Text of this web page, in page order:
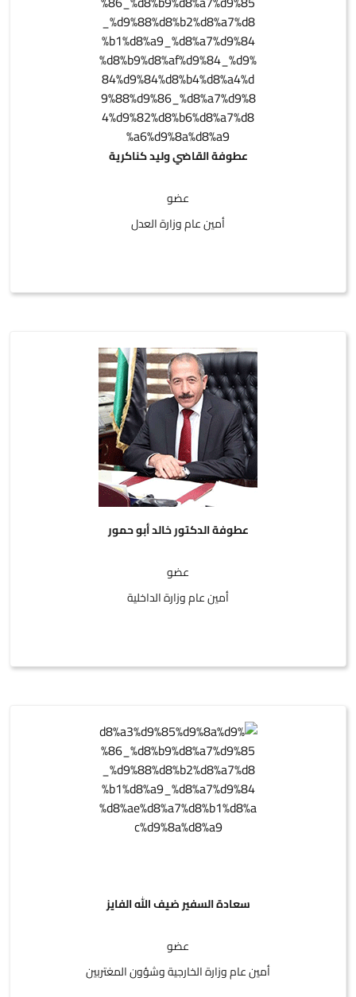
عطوفة القاضي وليد كناكرية
عضو
أمين عام وزارة العدل
عطوفة الدكتور خالد أبو حمور
عضو
أمين عام وزارة الداخلية
سعادة السفير ضيف الله الفايز
عضو
أمين عام وزارة الخارجية وشؤون المغتربين